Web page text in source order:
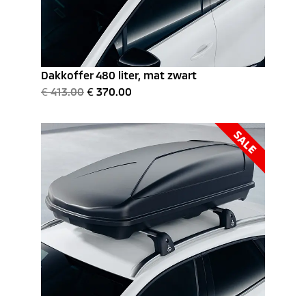
Dakkoffer 480 liter, mat zwart
€ 413.00 € 370.00
SALE